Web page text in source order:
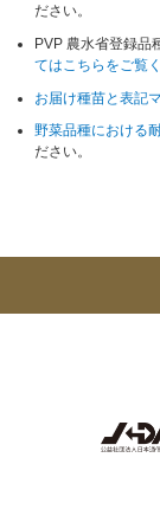
ださい。
PVP 農水省登録品
てはこちらをご覧
お届け種苗と表記
野菜品種における
ださい。